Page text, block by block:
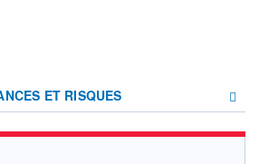
ET RISQUES